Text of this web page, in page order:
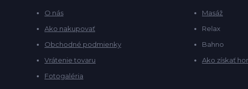
O nás
Ako nakupovať
Obchodné podmienky
Vrátenie tovaru
Fotogaléria
Masáž
Relax
Bahno
Ako získať